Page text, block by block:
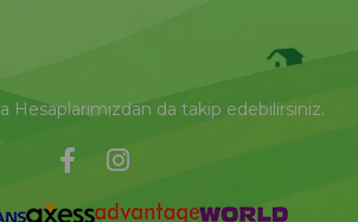
Hesaplarımızdan da takip edebilirsiniz.